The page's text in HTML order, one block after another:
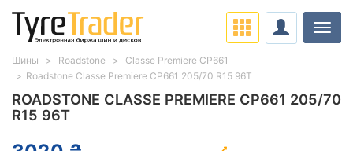
ROADSTONE CLASSE PREMIERE CP661 205/70
R15 96T
Шины Roadstone
Classe Premiere CP661
Roadstone Classe Premiere CP661 205/70 R15 96T